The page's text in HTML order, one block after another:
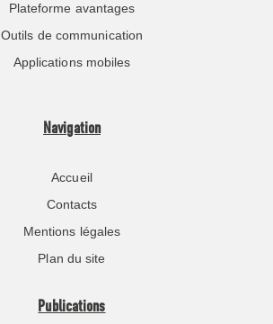
Plateforme avantages
Outils de communication
Applications mobiles
Navigation
Accueil
Contacts
Mentions légales
Plan du site
Publications